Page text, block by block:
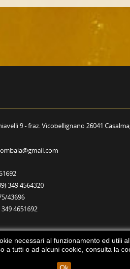
necessari al funzionamento ed utili
a tutti o ad alcuni cookie, consulta la
9 - fraz. Vicobellignano 26041
349 4564320
43696
349 4651692